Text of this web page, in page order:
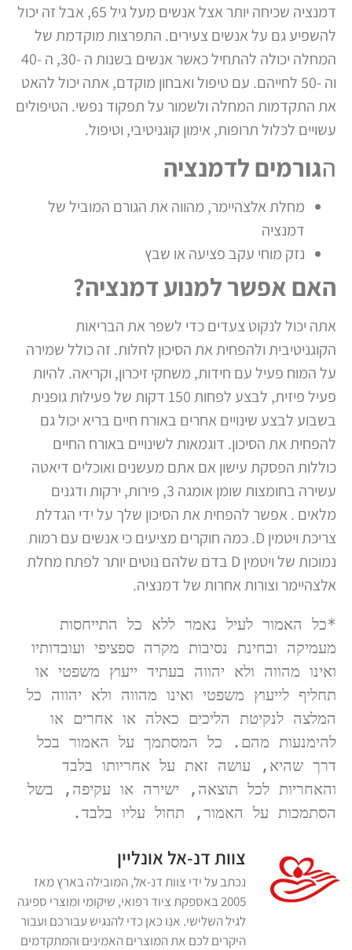
דמנציה שכיחה יותר אצל אנשים מעל גיל 65, אבל זה יכול
להשפיע גם על אנשים צעירים. התפרצות מוקדמת של
המחלה יכולה להתחיל כאשר אנשים בשנות ה -30, ה -40
וה -50 לחייהם. עם טיפול ואבחון מוקדם, אתה יכול להאט
את התקדמות המחלה ולשמור על תפקוד נפשי. הטיפולים
עשויים לכלול תרופות, אימון קוגניטיבי, וטיפול.
הגורמים לדמנציה
מחלת אלצהיימר, מהווה את הגורם המוביל של
דמנציה
נזק מוחי עקב פציעה או שבץ
האם אפשר למנוע דמנציה?
אתה יכול לנקוט צעדים כדי לשפר את הבריאות
הקוגניטיבית ולהפחית את הסיכון לחלות. זה כולל שמירה
על המוח פעיל עם חידות, משחקי זיכרון, וקריאה. להיות
פעיל פיזית, לבצע לפחות 150 דקות של פעילות גופנית
בשבוע לבצע שינויים אחרים באורח חיים בריא יכול גם
להפחית את הסיכון. דוגמאות לשינויים באורח החיים
כוללות הפסקת עישון אם אתם מעשנים ואוכלים דיאטה
עשירה בחומצות שומן אומגה 3, פירות, ירקות ודגנים
מלאים . אפשר להפחית את הסיכון שלך על ידי הגדלת
צריכת ויטמין D. כמה חוקרים מציעים כי אנשים עם רמות
נמוכות של ויטמין D בדם שלהם נוטים יותר לפתח מחלת
אלצהיימר וצורות אחרות של דמנציה.
*כל האמור לעיל נאמר ללא כל התייחסות
מעמיקה ובחינת נסיבות מקרה ספציפי ועובדותיו
ואינו מהווה ולא יהווה בעתיד ייעוץ משפטי או
תחליף לייעוץ משפטי ואינו מהווה ולא יהווה כל
המלצה לנקיטת הליכים כאלה או אחרים או
להימנעות מהם. כל המסתמך על האמור בכל
דרך שהיא, עושה זאת על אחריותו בלבד
והאחריות לכל תוצאה, ישירה או עקיפה, בשל
הסתמכות על האמור, תחול עליו בלבד.
צוות דנ-אל אונליין
נכתב על ידי צוות דנ-אל, המובילה בארץ מאז
2005 באספקת ציוד רפואי, שיקומי ומוצרי ספיגה
לגיל השלישי. אנו כאן כדי להנגיש עבורכם ועבור
היקרים לכם את המוצרים האמינים והמתקדמים